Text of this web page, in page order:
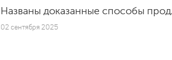
Названы доказанные способы
02 сентября 2025